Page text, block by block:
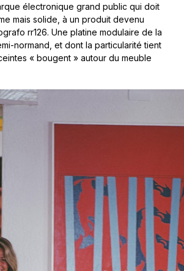
électronique grand public qui doit
mais solide, à un produit devenu
rr126. Une platine modulaire de la
normand, et dont la particularité tient
« bougent » autour du meuble